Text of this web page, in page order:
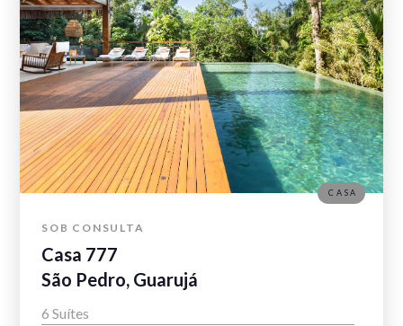
SOB CONSULTA
Casa 777
São Pedro, Guarujá
6 Suítes
CASA